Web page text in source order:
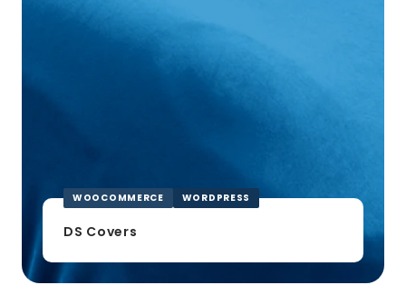
WOOCOMMERCE WORDPRESS
DS Covers